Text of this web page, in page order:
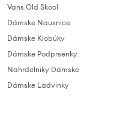
Vans Old Skool
Dámske Nausnice
Dámske Klobúky
Dámske Podprsenky
Nahrdelniky Dámske
Dámske Ladvinky